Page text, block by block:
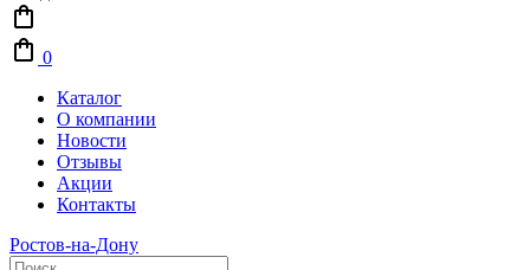
0
Каталог
О компании
Новости
Отзывы
Акции
Контакты
Ростов-на-Дону